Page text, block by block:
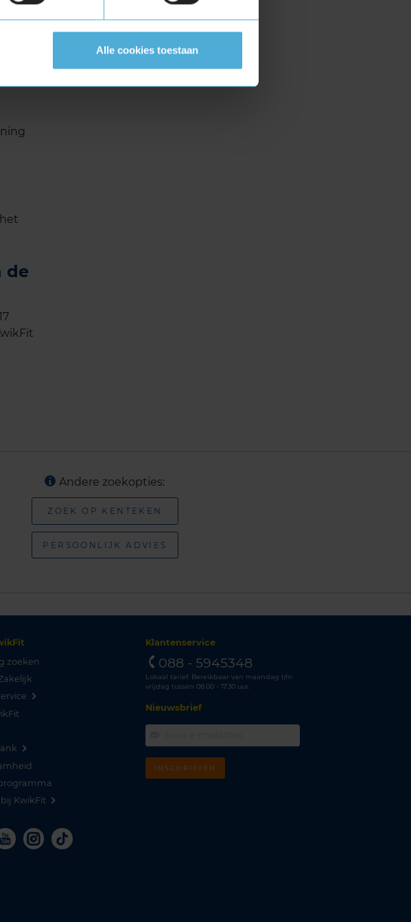
Alle cookies toestaan
van grip,
weg
de
Andere zoekopties:
ZOEK OP KENTEKEN
PERSOONLIJK ADVIES
zoeken
KwikFit
YoutubeInstagram
Tiktok
Klantenservice
088 - 5945348
Lokaal tarief. Bereikbaar van maandag t/m
vrijdag tussen 08.00 - 17.30 uur.
Nieuwsbrief
INSCHRIJVEN